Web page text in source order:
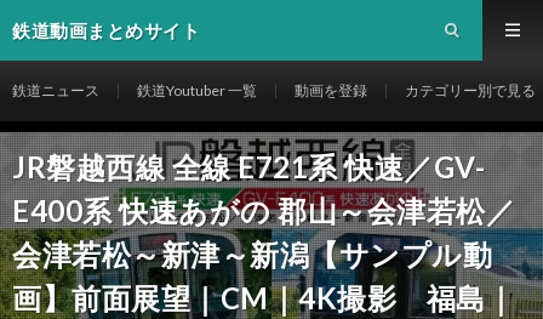
鉄道動画まとめサイト
鉄道ニュース 鉄道Youtuber 一覧 動画を登録 カテゴリー別で見る
JR磐越西線 全線 E721系 快速／GV-
E400系 快速あがの 郡山～会津若松／
会津若松～新津～新潟【サンプル動
画】前面展望｜CM｜4K撮影 福島｜